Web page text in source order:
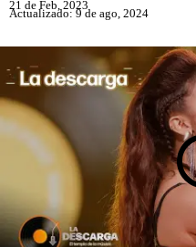
21 de Feb, 2023
Actualizado: 9 de ago, 2024